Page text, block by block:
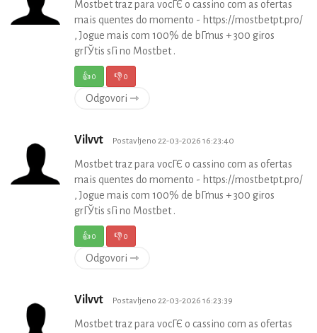
Mostbet traz para vocГЄ o cassino com as ofertas
mais quentes do momento - https://mostbetpt.pro/
, Jogue mais com 100% de bГґnus + 300 giros
grГЎtis sГі no Mostbet .
👍0 👎0
Odgovori ⇾
Vilvvt Postavljeno 22-03-2026 16:23:40
Mostbet traz para vocГЄ o cassino com as ofertas
mais quentes do momento - https://mostbetpt.pro/
, Jogue mais com 100% de bГґnus + 300 giros
grГЎtis sГі no Mostbet .
👍0 👎0
Odgovori ⇾
Vilvvt Postavljeno 22-03-2026 16:23:39
Mostbet traz para vocГЄ o cassino com as ofertas